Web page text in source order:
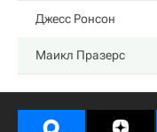
Джесс Ронсон
Маикл Празерс